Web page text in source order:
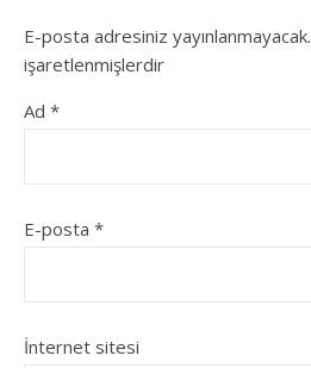
E-posta adresiniz yayınlanmayacak.
işaretlenmişlerdir
Ad *
E-posta *
İnternet sitesi